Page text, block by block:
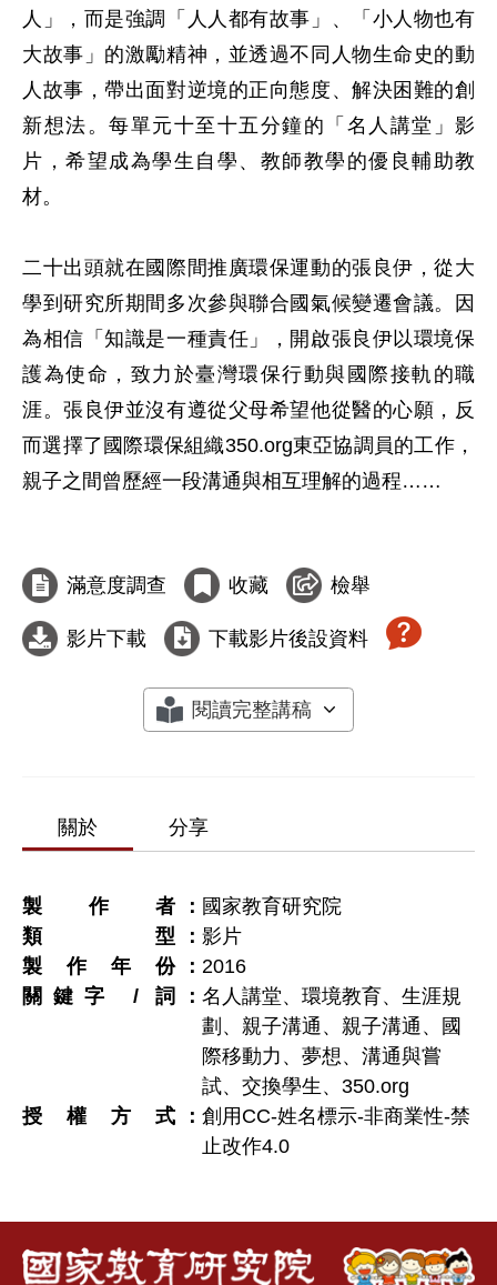
人」，而是強調「人人都有故事」、「小人物也有
大故事」的激勵精神，並透過不同人物生命史的動
人故事，帶出面對逆境的正向態度、解決困難的創
新想法。每單元十至十五分鐘的「名人講堂」影
片，希望成為學生自學、教師教學的優良輔助教
材。
二十出頭就在國際間推廣環保運動的張良伊，從大
學到研究所期間多次參與聯合國氣候變遷會議。因
為相信「知識是一種責任」，開啟張良伊以環境保
護為使命，致力於臺灣環保行動與國際接軌的職
涯。張良伊並沒有遵從父母希望他從醫的心願，反
而選擇了國際環保組織350.org東亞協調員的工作，
親子之間曾歷經一段溝通與相互理解的過程……
滿意度調查 收藏 檢舉
影片下載 下載影片後設資料
閱讀完整講稿
關於 分享
製作者
國家教育研究院
類型
影片
製作年份
2016
關鍵字 / 詞
名人講堂、環境教育、生涯規
劃、親子溝通、親子溝通、國
際移動力、夢想、溝通與嘗
試、交換學生、350.org
授權方式
創用CC-姓名標示-非商業性-禁
止改作4.0